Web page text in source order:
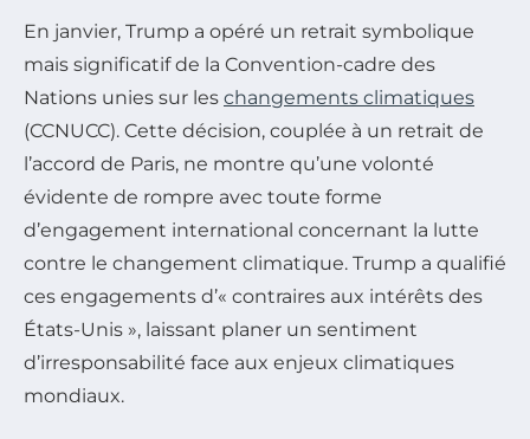
En janvier, Trump a opéré un retrait symbolique
mais significatif de la Convention-cadre des
Nations unies sur les changements climatiques
(CCNUCC). Cette décision, couplée à un retrait de
l’accord de Paris, ne montre qu’une volonté
évidente de rompre avec toute forme
d’engagement international concernant la lutte
contre le changement climatique. Trump a qualifié
ces engagements d’« contraires aux intérêts des
États-Unis », laissant planer un sentiment
d’irresponsabilité face aux enjeux climatiques
mondiaux.